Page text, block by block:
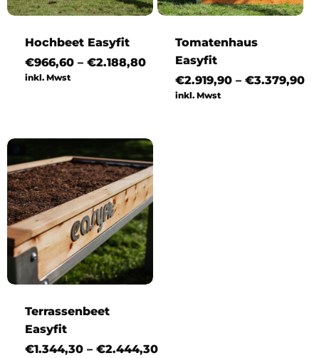
Hochbeet Easyfit
€966,60 – €2.188,80Preisspanne:
€966,60
inkl. Mwst
Tomatenhaus
Easyfit
€2.919,90 – €3.379,90
inkl. Mwst
Terrassenbeet
Easyfit
€1.344,30 – €2.444,30Preisspanne: